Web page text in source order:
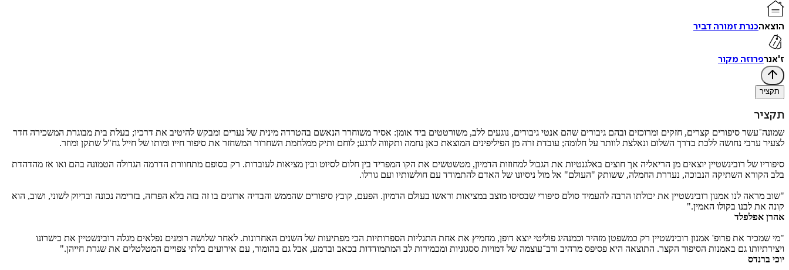
הוצאהכנרת זמורה דביר
ז'אנרפרוזה מקור
תקציר
תקציר
שמונה־עשר סיפורים קצרים, חזקים ומרוכזים ובהם גיבורים שהם אנטי גיבורים, נוגעים ללב, משורטטים ביד אומן: אסיר משוחרר הנאשם בהטרדה מינית של נערים ומבקש להיטיב את דרכיו; בעלת בית מבוגרת המשכירה חדר
לצעיר ערבי נחושה ללכת בדרך השלום ונאלצת לוותר על חלומה; עובדת זרה מן הפיליפינים המוצאת כאן נחמה ותקווה לרגע; לוחם ותיק ממלחמת השחרור המשחזר את סיפור חייו ומותו של חייל גח"ל שתקן ומוזר.
סיפוריו של רובינשטיין יוצאים מן הריאליה אך חוצים באלגנטיות את הגבול למחוזות הדמיון, מטשטשים את הקו המפריד בין חלום לסיוט ובין מציאות לעובדות. רק בסופם מתחוורת הדרמה הגדולה הטמונה בהם ואו אז מהדהדת
בלב הקורא השתיקה הנבוכה, נעדרת החמלה, ששותק "העולם" אל מול ניסיונו של האדם להתמודד עם חולשותיו ועם גורלו.
"שוב מראה לנו אמנון רובינשטיין את יכולתו הרבה להעמיד סולם סיפורי שבסיסו מוצב במציאות וראשו בעולם הדמיון. הפעם, קובץ סיפורים שהממש והבדיה ארוגים בו זה בזה בלא הפרזה, בזרימה נכונה ובדיוק לשוני, ושוב, הוא
קונה את לבנו בקולו האמין."
אהרן אפלפלד
"מי שמכיר את פרופ' אמנון רובינשטיין רק כמשפטן מזהיר וכמנהיג פוליטי יוצא דופן, מחמיץ את אחת התגליות הספרותיות הכי מפתיעות של השנים האחרונות. לאחר שלושה רומנים נפלאים מגלה רובינשטיין את כישרונו
ויצירתיותו גם באמנות הסיפור הקצר. התוצאה היא פסיפס מרהיב ורב־עוצמה של דמויות ססגוניות ומכמירות לב המתמודדות בכאב ובדמע, אבל גם בהומור, עם אירועים בלתי צפויים המטלטלים את שגרת חייהן."
יוכי ברנדס